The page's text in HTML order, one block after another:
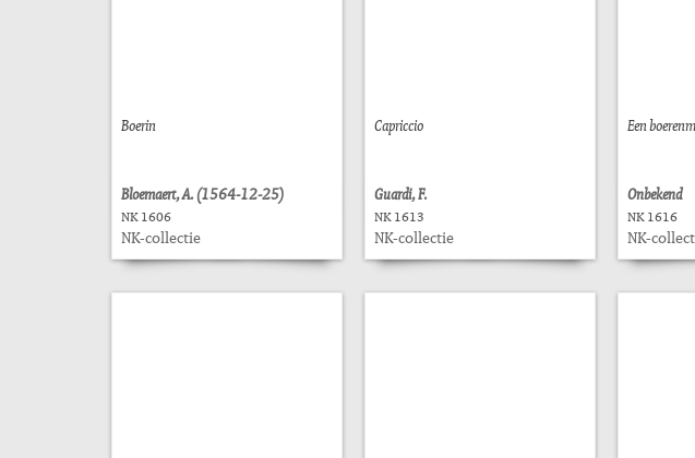
Boerin
Bloemaert, A. (1564-12-25)
NK 1606
NK-collectie
Capriccio
Guardi, F.
NK 1613
NK-collectie
Een
Onbekend
NK 1616
NK-